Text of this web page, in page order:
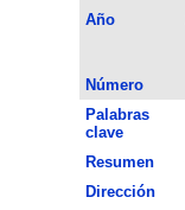
Año
Número
Palabras
clave
Resumen
Dirección